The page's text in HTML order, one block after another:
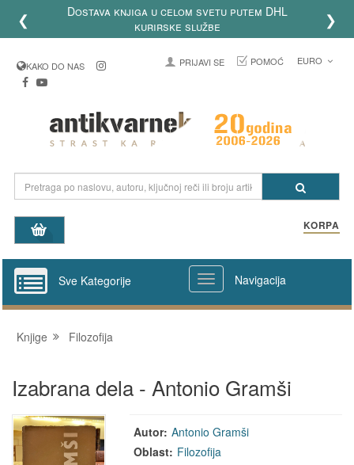
❮
Dostava knjiga u celom svetu putem DHL
kurirske službe
❯
KAKO DO NAS PRIJAVI SE POMOĆ EURO
KORPA
Sve Kategorije Navigacija
Knjige Filozofija
Izabrana dela - Antonio Gramši
Autor: Antonio Gramši
Oblast: Filozofija